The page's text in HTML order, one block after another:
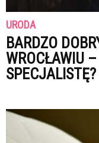
URODA
BARDZO
WROCŁAWIU
SPECJALISTĘ?